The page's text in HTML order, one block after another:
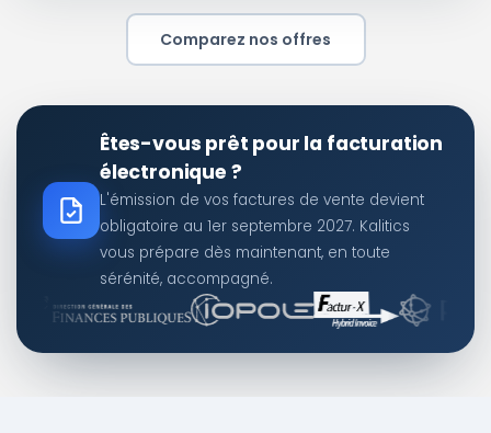
Comparez nos offres
Êtes-vous prêt pour la facturation
électronique ?
L'émission de vos factures de vente devient
obligatoire au 1er septembre 2027. Kalitics
vous prépare dès maintenant, en toute
sérénité, accompagné.